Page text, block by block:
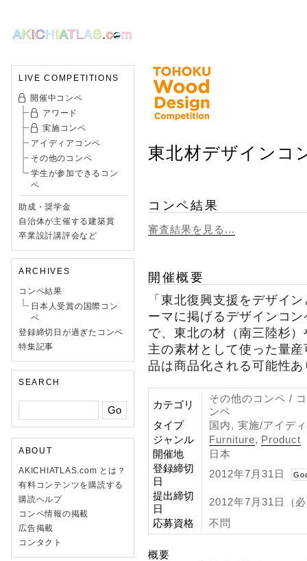
LIVE COMPETITIONS
開催中コンペ
アワード
実施コンペ
アイディアコンペ
その他のコンペ
学生が参加できるコン
ペ
助成・奨学金
自治体が主催する建築賞
卒業設計講評会など
ARCHIVES
コンペ結果
日本人受賞の国際コン
ペ
登録締切日が過ぎたコンペ
特集記事
SEARCH
ABOUT
AKICHIATLAS.com とは？
有料コンテンツを購読する
購読ヘルプ
コンペ情報の掲載
広告掲載
コンタクト
東北材デザインコ
コンペ結果
審査結果を見る...
開催概要
「東北復興支援をデザイ
ーマに掲げるデザインコ
で、東北の材（南三陸杉
主の素材として使った量
品は商品化される可能性あ
カテゴリ
その他のコンペ /
ンペ
タイプ
国内, 実施/アイデ
ジャンル
Furniture, Product
開催地
日本
登録締切
日
2012年7月31日
提出締切
日
2012年7月31日（
応募資格
不問
概要